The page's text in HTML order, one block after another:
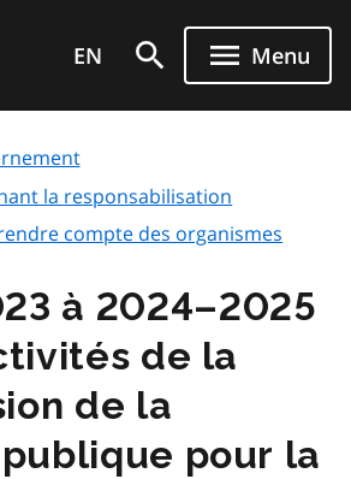
EN Menu
la responsabilisation
compte des organismes
à 2024–2025
de la
de la
pour la